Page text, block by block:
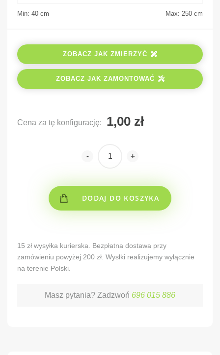
Min: 40 cm Max: 250 cm
ZOBACZ JAK ZMIERZYĆ
ZOBACZ JAK ZAMONTOWAĆ
Cena za tę konfigurację:
- +
DODAJ DO KOSZYKA
15 zł wysyłka kurierska. Bezpłatna dostawa przy
zamówieniu powyżej 200 zł. Wysłki realizujemy wyłącznie
na terenie Polski.
Masz pytania? Zadzwoń 696 015 886